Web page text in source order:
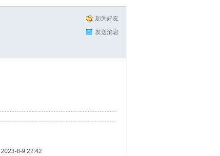
加为好友
发送消息
2023-8-9 22:42